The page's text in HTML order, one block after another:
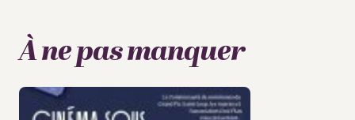
À ne pas manquer